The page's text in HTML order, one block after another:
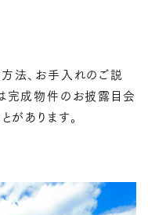
法、お手入れのご説
完成物件のお披露目会
があります。